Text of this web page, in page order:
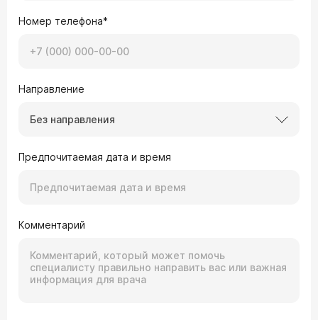
Номер телефона*
Направление
Без направления
Предпочитаемая дата и время
Комментарий